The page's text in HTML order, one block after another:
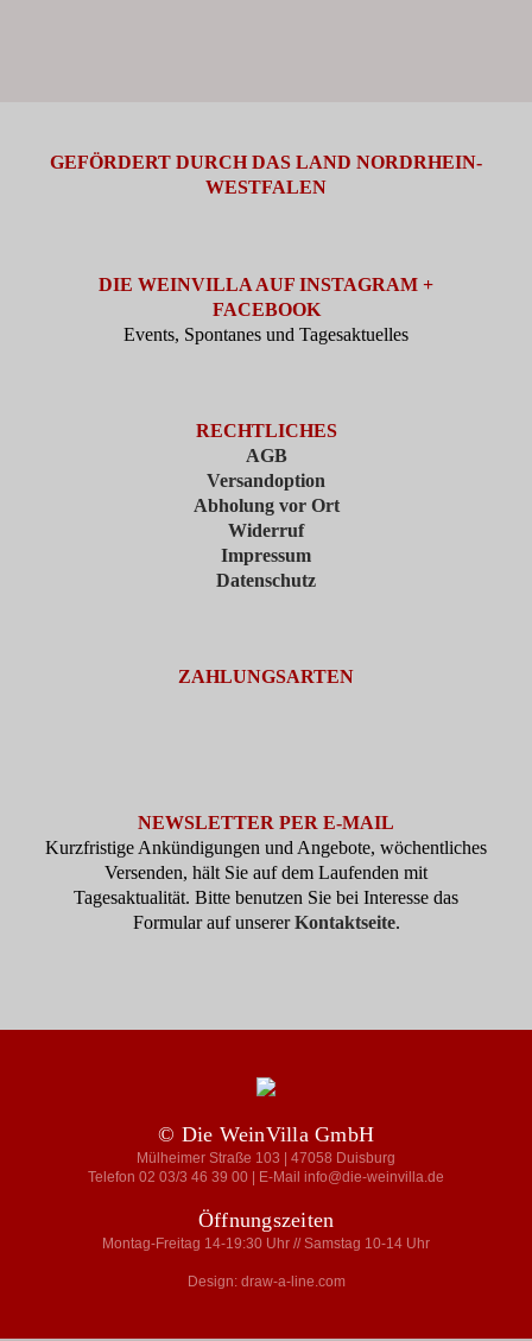
GEFÖRDERT DURCH DAS LAND NORDRHEIN-
WESTFALEN
DIE WEINVILLA AUF INSTAGRAM +
FACEBOOK
Events, Spontanes und Tagesaktuelles
RECHTLICHES
AGB
Versandoption
Abholung vor Ort
Widerruf
Impressum
Datenschutz
ZAHLUNGSARTEN
NEWSLETTER PER E-MAIL
Kurzfristige Ankündigungen und Angebote, wöchentliches
Versenden, hält Sie auf dem Laufenden mit
Tagesaktualität. Bitte benutzen Sie bei Interesse das
Formular auf unsererKontaktseite.
© Die WeinVilla GmbH
Mülheimer Straße 103 | 47058 Duisburg
Telefon 02 03/3 46 39 00 | E-Mail info@die-weinvilla.de
Öffnungszeiten
Montag-Freitag 14-19:30 Uhr // Samstag 10-14 Uhr
Design: draw-a-line.com